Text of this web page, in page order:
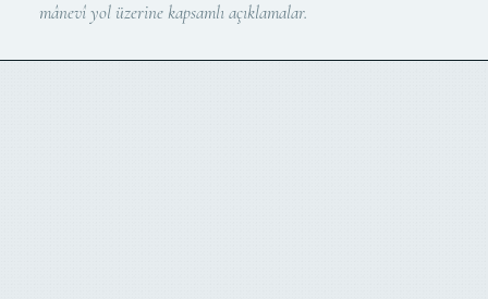
mânevî yol üzerine kapsamlı açıklamalar.